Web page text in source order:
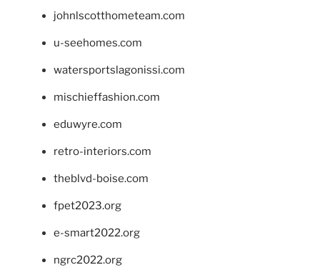
johnlscotthometeam.com
u-seehomes.com
watersportslagonissi.com
mischieffashion.com
eduwyre.com
retro-interiors.com
theblvd-boise.com
fpet2023.org
e-smart2022.org
ngrc2022.org